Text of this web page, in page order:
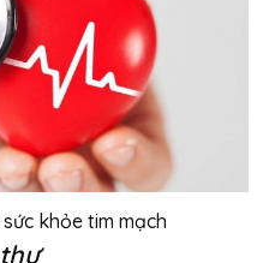
khỏe tim mạch